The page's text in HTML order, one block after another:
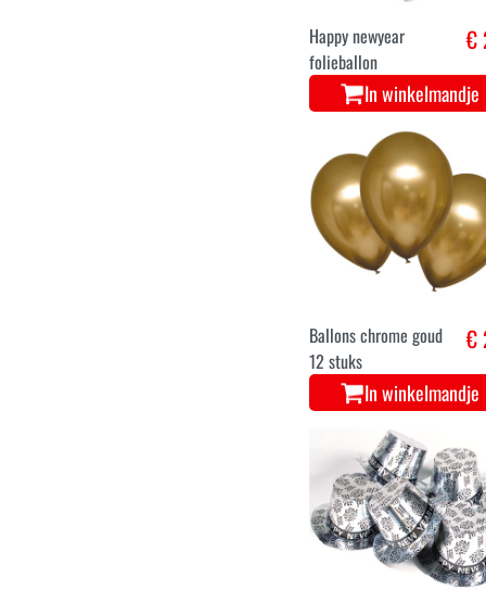
Happy newyear
folieballon
€
In winkelmandje
Ballons chrome goud
12 stuks
€
In winkelmandje